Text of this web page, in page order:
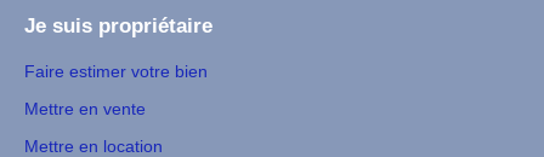
Je suis propriétaire
Faire estimer votre bien
Mettre en vente
Mettre en location